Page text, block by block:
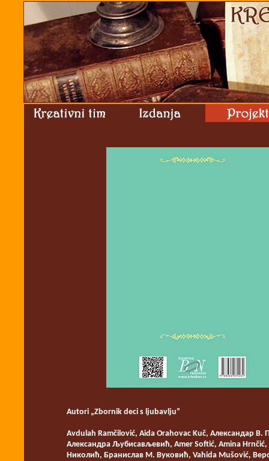
Autori „Zbornik deci s ljubavlju”
Avdulah Ramčilović, Aida Orahovac Kuč, Александар
Александра Љубисављевић, Amer Softić, Amina
Николић, Бранислав М. Вуковић, Vahida Mušović,